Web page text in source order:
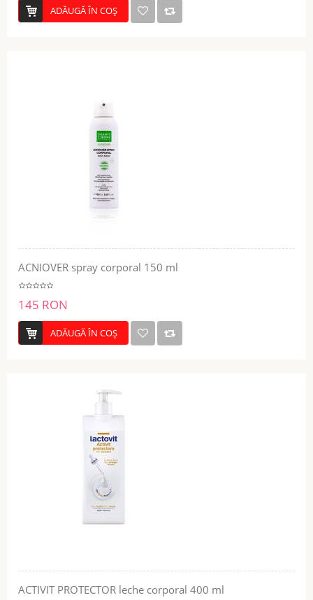
ADĂUGĂ ÎN COŞ
ACNIOVER spray corporal 150 ml
145 RON
ADĂUGĂ ÎN COŞ
ACTIVIT PROTECTOR leche corporal 400 ml